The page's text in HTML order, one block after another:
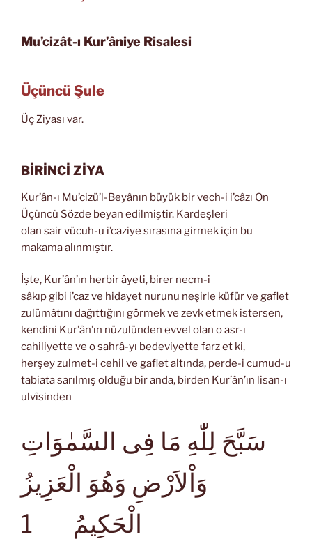
Mu’cizât-ı Kur’âniye Risalesi
Üçüncü Şule
Üç Ziyası var.
BİRİNCİ ZİYA
Kur’ân-ı Mu’cizü’l-Beyânın büyük bir vech-i i’câzı On
Üçüncü Sözde beyan edilmiştir. Kardeşleri
olan sair vücuh-u i’caziye sırasına girmek için bu
makama alınmıştır.
İşte, Kur’ân’ın herbir âyeti, birer necm-i
sâkıp gibi i’caz ve hidayet nurunu neşirle küfür ve gaflet
zulümâtını dağıttığını görmek ve zevk etmek istersen,
kendini Kur’ân’ın nüzulünden evvel olan o asr-ı
cahiliyette ve o sahrâ-yı bedeviyette farz et ki,
herşey zulmet-i cehil ve gaflet altında, perde-i cumud-u
tabiata sarılmış olduğu bir anda, birden Kur’ân’ın lisan-ı
ulvîsinden
سَبَّحَ لِلّٰهِ مَا فِى السَّمٰوَاتِ
وَاْلاَرْضِ وَهُوَ الْعَزِيزُ
الْحَكِيمُ
1